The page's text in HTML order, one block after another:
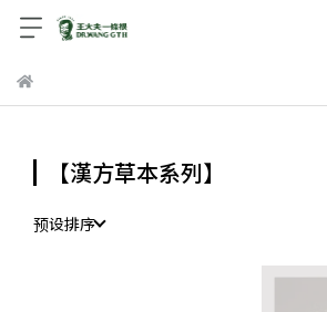
【漢方草本系列】
预设排序